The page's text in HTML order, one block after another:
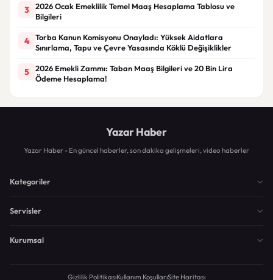
3
2026 Ocak Emeklilik Temel Maaş Hesaplama Tablosu ve
Bilgileri
4
Torba Kanun Komisyonu Onayladı: Yüksek Aidatlara
Sınırlama, Tapu ve Çevre Yasasında Köklü Değişiklikler
5
2026 Emekli Zammı: Taban Maaş Bilgileri ve 20 Bin Lira
Ödeme Hesaplama!
Yazar Haber
Yazar Haber - En güncel haberler, son dakika gelişmeleri, video haberler
Kategoriler
Servisler
Kurumsal
Gizlilik PolitikasıKullanım KoşullarıSite Haritası